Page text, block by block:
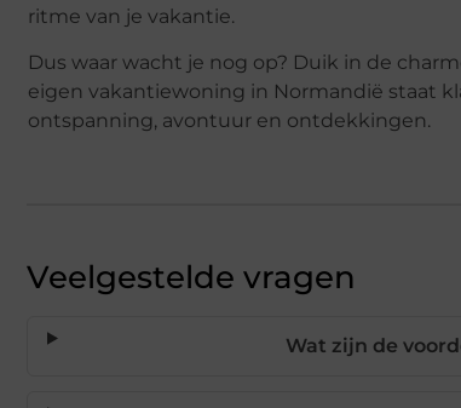
ritme van je vakantie.
Dus waar wacht je nog op? Duik in de
eigen vakantiewoning in Normandië staat
ontspanning, avontuur en ontdekkingen.
Veelgestelde vragen
Wat zijn de